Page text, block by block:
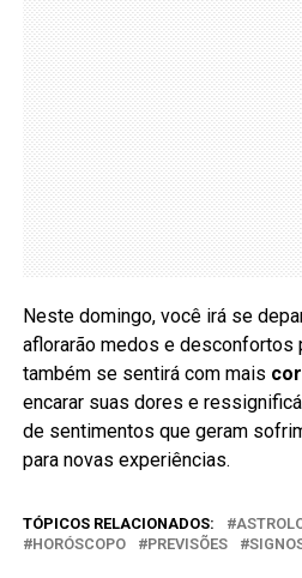
Neste domingo, você irá se
aflorarão medos e desconfortos
também se sentirá com mais
encarar suas dores e
de sentimentos que geram
para novas experiências.
TÓPICOS RELACIONADOS:
HORÓSCOPO
PREVISÕES